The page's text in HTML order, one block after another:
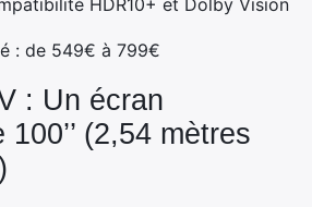
HDR10+ et Dolby Vision
: de 549€ à 799€
: Un écran
(2,54 mètres